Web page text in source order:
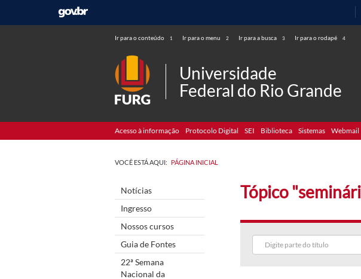
Ir para o conteúdo 1 Ir para o menu 2 Ir para a busca 3 Ir para o rodapé 4
Universidade
Federal do Rio Grande
Acesso à informação Protocolo Digital SEI Biblioteca Sistemas Webmail
VOCÊ ESTÁ AQUI: PÁGINA INICIAL
Notícias
Ingresso
Nossos cursos
Guia de Fontes
22ª Semana
Nacional da
Tópico